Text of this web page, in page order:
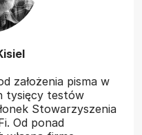
założenia pisma w
tysięcy testów
Stowarzyszenia
Od ponad